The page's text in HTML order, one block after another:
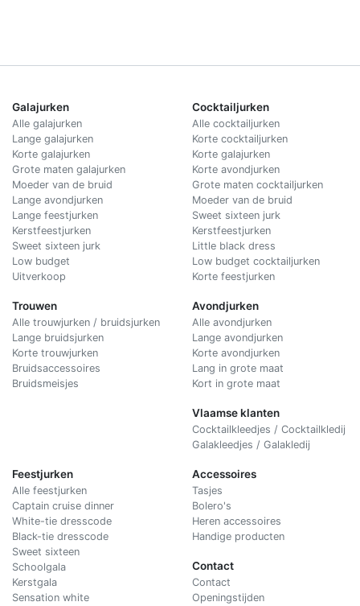
Galajurken
Alle galajurken
Lange galajurken
Korte galajurken
Grote maten galajurken
Moeder van de bruid
Lange avondjurken
Lange feestjurken
Kerstfeestjurken
Sweet sixteen jurk
Low budget
Uitverkoop
Trouwen
Alle trouwjurken / bruidsjurken
Lange bruidsjurken
Korte trouwjurken
Bruidsaccessoires
Bruidsmeisjes
Cocktailjurken
Alle cocktailjurken
Korte cocktailjurken
Korte galajurken
Korte avondjurken
Grote maten cocktailjurken
Moeder van de bruid
Sweet sixteen jurk
Kerstfeestjurken
Little black dress
Low budget cocktailjurken
Korte feestjurken
Avondjurken
Alle avondjurken
Lange avondjurken
Korte avondjurken
Lang in grote maat
Kort in grote maat
Vlaamse klanten
Cocktailkleedjes / Cocktailkledij
Galakleedjes / Galakledij
Feestjurken
Alle feestjurken
Captain cruise dinner
White-tie dresscode
Black-tie dresscode
Sweet sixteen
Schoolgala
Kerstgala
Sensation white
Accessoires
Tasjes
Bolero's
Heren accessoires
Handige producten
Contact
Contact
Openingstijden